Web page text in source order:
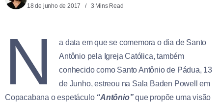
18 de junho de 2017 3 Mins Read
N
a data em que se comemora o dia de Santo
Antônio pela Igreja Católica, também
conhecido como Santo Antônio de Pádua, 13
de Junho, estreou na Sala Baden Powell em
Copacabana o espetáculo “Antônio”que propõe uma visão